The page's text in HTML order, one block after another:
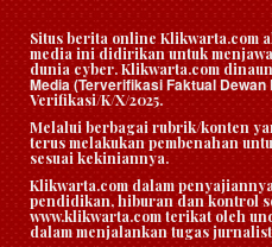
Situs berita online Klikwarta.com
media ini didirikan untuk
dunia cyber. Klikwarta.com
Media (Terverifikasi Faktual Dewan
Verifikasi/K/X/2025.
Melalui berbagai rubrik/konten
terus melakukan pembenahan
sesuai kekiniannya.
Klikwarta.com dalam
pendidikan, hiburan dan kontrol
www.klikwarta.com terikat oleh
dalam menjalankan tugas